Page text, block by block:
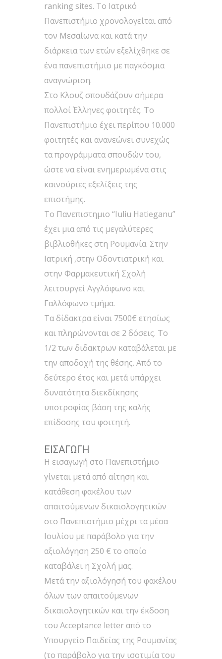
ranking sites. Το Ιατρικό
Πανεπιστήμιο χρονολογείται από
τον Μεσαίωνα και κατά την
διάρκεια των ετών εξελίχθηκε σε
ένα πανεπιστήμιο με παγκόσμια
αναγνώριση.
Στο Κλουζ σπουδάζουν σήμερα
πολλοί Έλληνες φοιτητές. Το
Πανεπιστήμιο έχει περίπου 10.000
φοιτητές και ανανεώνει συνεχώς
τα προγράμματα σπουδών του,
ώστε να είναι ενημερωμένα στις
καινούριες εξελίξεις της
επιστήμης.
Το Πανεπιστημιο “Iuliu Hatieganu”
έχει μια από τις μεγαλύτερες
βιβλιοθήκες στη Ρουμανία. Στην
Ιατρική ,στην Οδοντιατρική και
στην Φαρμακευτική Σχολή
λειτουργεί Αγγλόφωνο και
Γαλλόφωνο τμήμα.
Τα δίδακτρα είναι 7500€ ετησίως
και πληρώνονται σε 2 δόσεις. Το
1/2 των διδακτρων καταβάλεται με
την αποδοχή της θέσης. Από το
δεύτερο έτος και μετά υπάρχει
δυνατότητα διεκδίκησης
υποτροφίας βάση της καλής
επίδοσης του φοιτητή.
ΕΙΣΑΓΩΓΗ
H εισαγωγή στο Πανεπιστήμιο
γίνεται μετά από αίτηση και
κατάθεση φακέλου των
απαιτούμενων δικαιολογητικών
στο Πανεπιστήμιο μέχρι τα μέσα
Ιουλίου με παράβολο για την
αξιολόγηση 250 € το οποίο
καταβάλει η Σχολή μας.
Μετά την αξιολόγησή του φακέλου
όλων των απαιτούμενων
δικαιολογητικών και την έκδοση
του Acceptance letter από το
Υπουργείο Παιδείας της Ρουμανίας
(το παράβολο για την ισοτιμία του